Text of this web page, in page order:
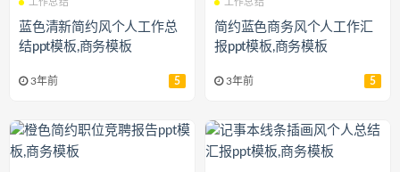
工作总结
蓝色清新简约风个人工作总
结ppt模板,商务模板
3年前 5
工作总结
简约蓝色商务风个人工作汇
报ppt模板,商务模板
3年前 5